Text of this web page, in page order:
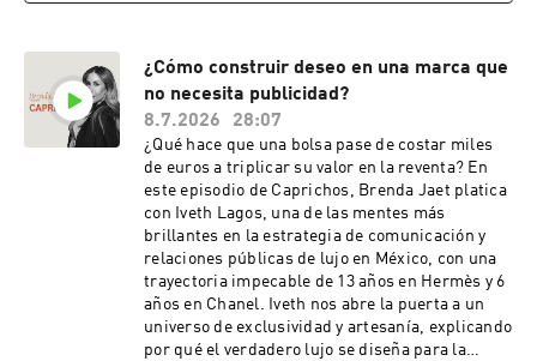
¿Cómo construir deseo en una marca que
no necesita publicidad?
8.7.2026
28:07
¿Qué hace que una bolsa pase de costar miles
de euros a triplicar su valor en la reventa? En
este episodio de Caprichos, Brenda Jaet platica
con Iveth Lagos, una de las mentes más
brillantes en la estrategia de comunicación y
relaciones públicas de lujo en México, con una
trayectoria impecable de 13 años en Hermès y 6
años en Chanel. Iveth nos abre la puerta a un
universo de exclusividad y artesanía, explicando
por qué el verdadero lujo se diseña para la